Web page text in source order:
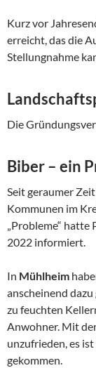
Kurz vor
erreicht, das die
Stellungnahme
Die
Biber – ein
Seit geraumer
Kommunen im
„Probleme“ hatte
2022 informiert.
In Mühlheim
anscheinend
zu feuchten
Anwohner. Mit
unzufrieden, es
gekommen.